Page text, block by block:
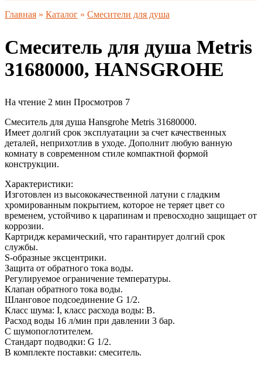
Главная » Каталог » Смесители для душа
Смеситель для душа Metris
31680000, HANSGROHE
На чтение 2 мин Просмотров 7
Смеситель для душа Hansgrohe Metris 31680000.
Имеет долгий срок эксплуатации за счет качественных
деталей, неприхотлив в уходе. Дополнит любую ванную
комнату в современном стиле компактной формой
конструкции.
Характеристики:
Изготовлен из высококачественной латуни с гладким
хромированным покрытием, которое не теряет цвет со
временем, устойчиво к царапинам и превосходно защищает от
коррозии.
Картридж керамический, что гарантирует долгий срок
службы.
S-образные эксцентрики.
Защита от обратного тока воды.
Регулируемое ограничение температуры.
Клапан обратного тока воды.
Шланговое подсоединение G 1/2.
Класс шума: I, класс расхода воды: В.
Расход воды 16 л/мин при давлении 3 бар.
С шумопоглотителем.
Стандарт подводки: G 1/2.
В комплекте поставки: смеситель.